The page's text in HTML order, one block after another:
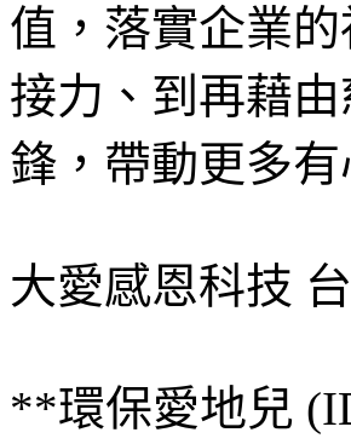
值，落實企業
接力、到再藉
鋒，帶動更多
大愛感恩科技
**環保愛地兒